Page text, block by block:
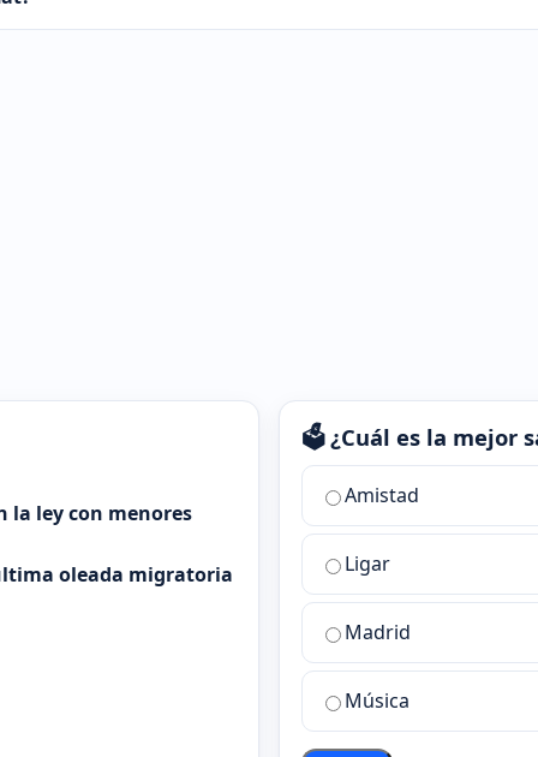
la ley con menores
oleada migratoria
🗳️ ¿Cuál es la mejor
¿Cuál
la
mejor
sala
chat
ChatZona?
Amistad
Ligar
Madrid
Música